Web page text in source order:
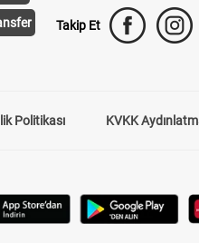
Takip Et
Politikası KVKK